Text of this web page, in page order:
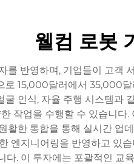
웰컴 로봇
반영하며, 기업들이 고객
15,000달러에서 35,000
인식, 자율 주행 시스템과
작업을 수행할 수 있습니
한 통합을 통해 실시간 업
엔지니어링을 반영하고 있
. 이 투자에는 포괄적인